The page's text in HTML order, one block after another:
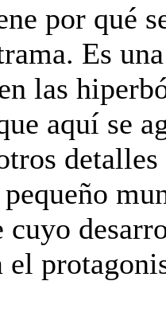
por qué
Es
las
aquí se
cuyo
el